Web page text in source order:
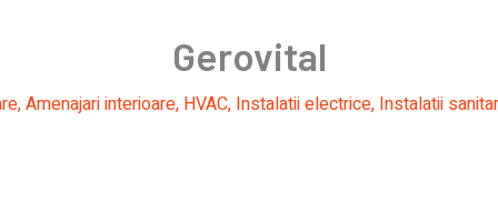
Gerovital
,Amenajari interioare, HVAC, Instalatii electrice, Instalatii